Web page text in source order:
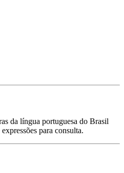
da língua portuguesa do Brasil
para consulta.